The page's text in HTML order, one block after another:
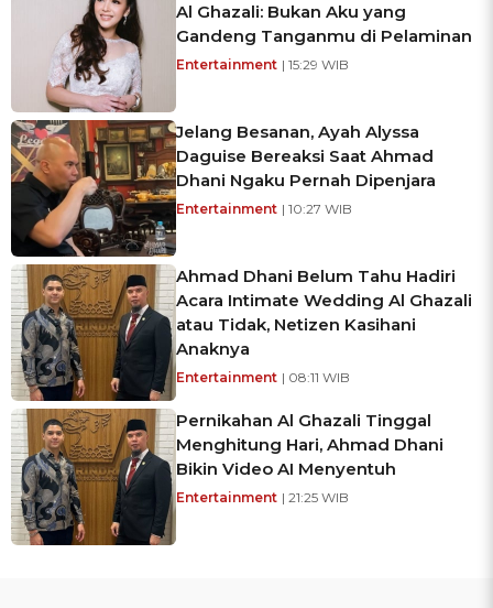
Al Ghazali: Bukan Aku yang
Gandeng Tanganmu di Pelaminan
Entertainment | 15:29 WIB
Jelang Besanan, Ayah Alyssa
Daguise Bereaksi Saat Ahmad
Dhani Ngaku Pernah Dipenjara
Entertainment | 10:27 WIB
Ahmad Dhani Belum Tahu Hadiri
Acara Intimate Wedding Al Ghazali
atau Tidak, Netizen Kasihani
Anaknya
Entertainment | 08:11 WIB
Pernikahan Al Ghazali Tinggal
Menghitung Hari, Ahmad Dhani
Bikin Video AI Menyentuh
Entertainment | 21:25 WIB